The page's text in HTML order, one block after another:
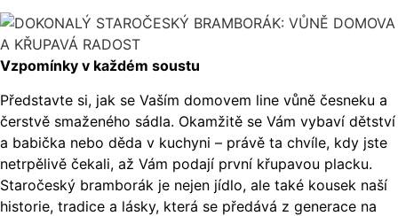
Vzpomínky v každém soustu
Představte si, jak se Vaším domovem line vůně česneku a
čerstvě smaženého sádla. Okamžitě se Vám vybaví dětství
a babička nebo děda v kuchyni – právě ta chvíle, kdy jste
netrpělivě čekali, až Vám podají první křupavou placku.
Staročeský bramborák je nejen jídlo, ale také kousek naší
historie, tradice a lásky, která se předává z generace na